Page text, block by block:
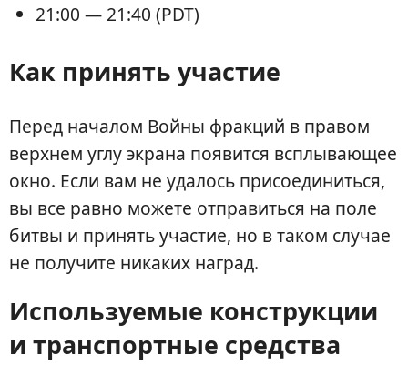
21:00 — 21:40 (PDT)
Как принять участие
Перед началом Войны фракций в правом
верхнем углу экрана появится всплывающее
окно. Если вам не удалось присоединиться,
вы все равно можете отправиться на поле
битвы и принять участие, но в таком случае
не получите никаких наград.
Используемые конструкции
и транспортные средства